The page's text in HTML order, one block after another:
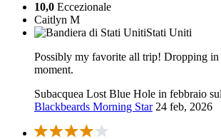
10,0 Eccezionale
Caitlyn M
Stati Uniti
Possibly my favorite all trip! Dropping in
moment.
Subacquea Lost Blue Hole in febbraio
Blackbeards Morning Star 24 feb, 2026